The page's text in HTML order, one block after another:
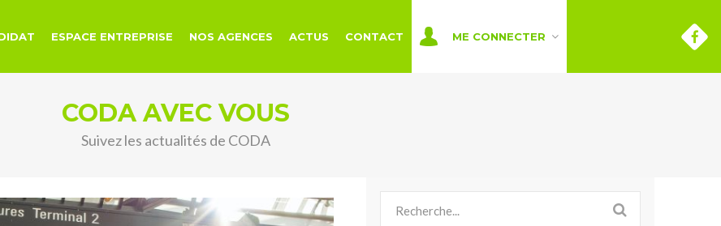
ESPACE ENTREPRISE NOS AGENCES ACTUS CONTACT ME CONNECTER
CODA AVEC VOUS
Suivez les actualités de CODA